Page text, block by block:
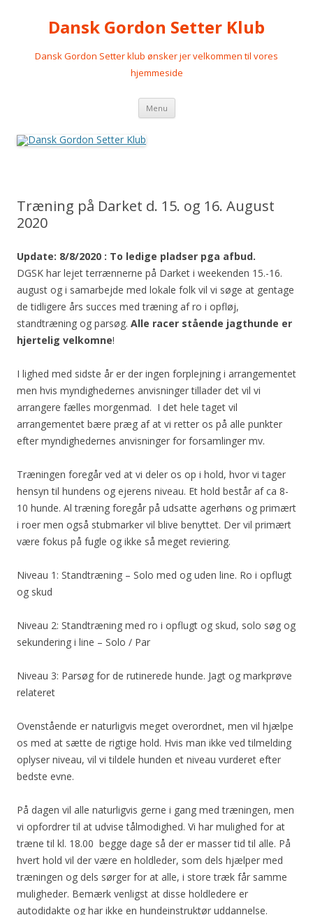
Dansk Gordon Setter Klub
Dansk Gordon Setter klub ønsker jer velkommen til vores
hjemmeside
Menu Videre
indhold
Træning på Darket d. 15. og 16. August
2020
Update: 8/8/2020 : To ledige pladser pga afbud.
DGSK har lejet terrænnerne på Darket i weekenden 15.-16.
august og i samarbejde med lokale folk vil vi søge at gentage
de tidligere års succes med træning af ro i opfløj,
standtræning og parsøg. Alle racer stående jagthunde er
hjertelig velkomne!
I lighed med sidste år er der ingen forplejning i arrangementet
men hvis myndighedernes anvisninger tillader det vil vi
arrangere fælles morgenmad. I det hele taget vil
arrangementet bære præg af at vi retter os på alle punkter
efter myndighedernes anvisninger for forsamlinger mv.
Træningen foregår ved at vi deler os op i hold, hvor vi tager
hensyn til hundens og ejerens niveau. Et hold består af ca 8-
10 hunde. Al træning foregår på udsatte agerhøns og primært
i roer men også stubmarker vil blive benyttet. Der vil primært
være fokus på fugle og ikke så meget reviering.
Niveau 1: Standtræning – Solo med og uden line. Ro i opflugt
og skud
Niveau 2: Standtræning med ro i opflugt og skud, solo søg og
sekundering i line – Solo / Par
Niveau 3: Parsøg for de rutinerede hunde. Jagt og markprøve
relateret
Ovenstående er naturligvis meget overordnet, men vil hjælpe
os med at sætte de rigtige hold. Hvis man ikke ved tilmelding
oplyser niveau, vil vi tildele hunden et niveau vurderet efter
bedste evne.
På dagen vil alle naturligvis gerne i gang med træningen, men
vi opfordrer til at udvise tålmodighed. Vi har mulighed for at
træne til kl. 18.00 begge dage så der er masser tid til alle. På
hvert hold vil der være en holdleder, som dels hjælper med
træningen og dels sørger for at alle, i store træk får samme
muligheder. Bemærk venligst at disse holdledere er
autodidakte og har ikke en hundeinstruktør uddannelse.